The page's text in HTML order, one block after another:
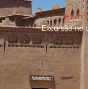
Home
Excursão no